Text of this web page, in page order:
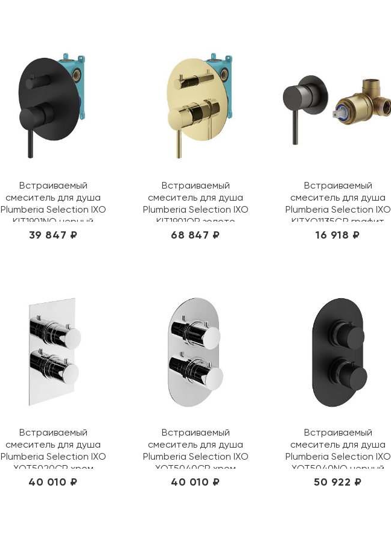
Встраиваемый
смеситель для душа
Plumberia Selection IXO
KIT1901NO черный
39 847 ₽
Встраиваемый
смеситель для душа
Plumberia Selection IXO
KIT1901OR золото
68 847 ₽
Встраиваемый
смеситель для душа
Plumberia Selection IXO
KITXO1135GR графит
16 918 ₽
Встраиваемый
смеситель для душа
Plumberia Selection IXO
XOT5020CR хром
40 010 ₽
Встраиваемый
смеситель для душа
Plumberia Selection IXO
XOT5040CR хром
40 010 ₽
Встраиваемый
смеситель для душа
Plumberia Selection IXO
XOT5040NO черный
50 922 ₽